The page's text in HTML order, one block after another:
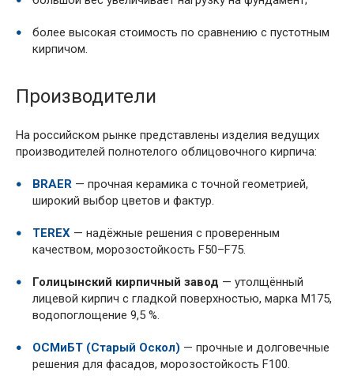
более высокая стоимость по сравнению с пустотным
кирпичом.
Производители
На российском рынке представлены изделия ведущих
производителей полнотелого облицовочного кирпича:
BRAER — прочная керамика с точной геометрией,
широкий выбор цветов и фактур.
TEREX — надёжные решения с проверенным
качеством, морозостойкость F50–F75.
Голицынский кирпичный завод — утолщённый
лицевой кирпич с гладкой поверхностью, марка М175,
водопоглощение 9,5 %.
ОСМиБТ (Старый Оскол) — прочные и долговечные
решения для фасадов, морозостойкость F100.